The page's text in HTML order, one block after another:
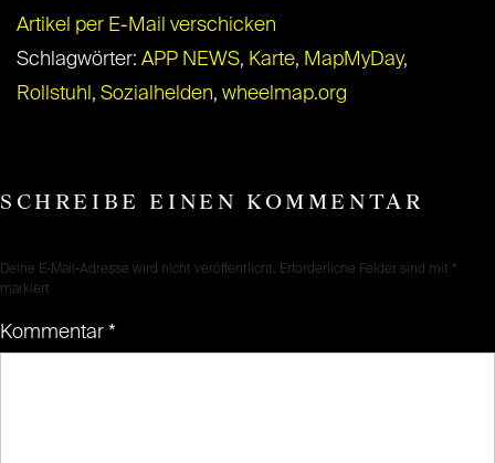
Artikel per E-Mail verschicken
Schlagwörter: APP NEWS, Karte, MapMyDay,
Rollstuhl , Sozialhelden, wheelmap.org
SCHREIBE EINEN KOMMENTAR
Deine E-Mail-Adresse wird nicht veröffentlicht. Erforderliche Felder sind mit *
markiert
Kommentar *